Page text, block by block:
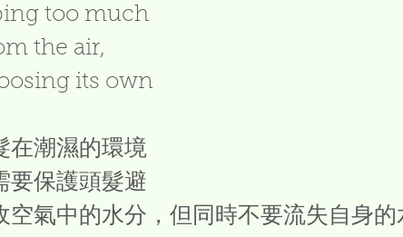
too much
the air,
its own
在潮濕的環境
要保護頭髮避
空氣中的水分，但同時不要流失自身的